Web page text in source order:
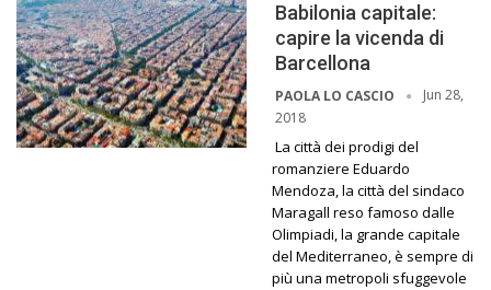
Babilonia capitale:
capire la vicenda di
Barcellona
PAOLA LO CASCIO
Jun 28,
2018
La città dei prodigi del
romanziere Eduardo
Mendoza, la città del sindaco
Maragall reso famoso dalle
Olimpiadi, la grande capitale
del Mediterraneo, è sempre di
più una metropoli sfuggevole